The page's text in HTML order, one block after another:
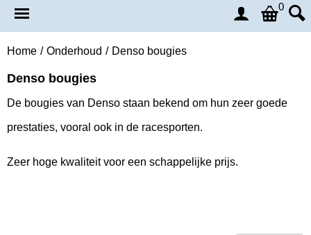
0
Home / Onderhoud / Denso bougies
Denso bougies
De bougies van Denso staan bekend om hun zeer goede
prestaties, vooral ook in de racesporten.
Zeer hoge kwaliteit voor een schappelijke prijs.